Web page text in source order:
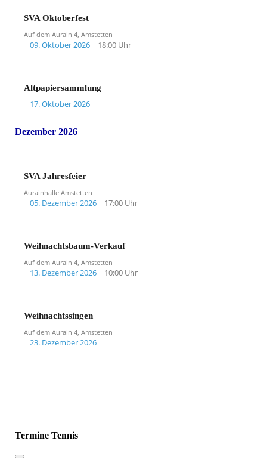
SVA Oktoberfest
Auf dem Aurain 4, Amstetten
09. Oktober 2026 18:00 Uhr
Altpapiersammlung
17. Oktober 2026
Dezember 2026
SVA Jahresfeier
Aurainhalle Amstetten
05. Dezember 2026 17:00 Uhr
Weihnachtsbaum-Verkauf
Auf dem Aurain 4, Amstetten
13. Dezember 2026 10:00 Uhr
Weihnachtssingen
Auf dem Aurain 4, Amstetten
23. Dezember 2026
Termine Tennis